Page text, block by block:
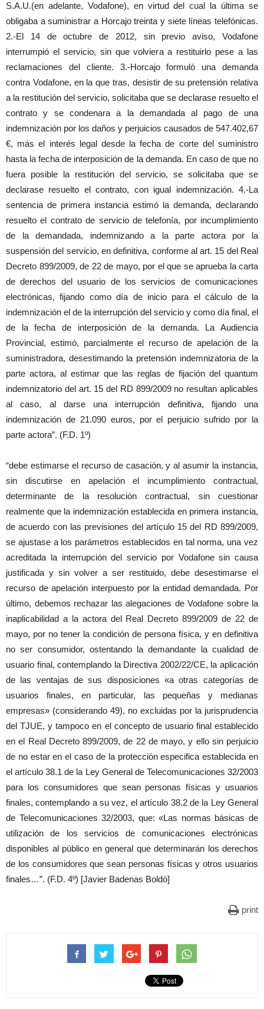
S.A.U.(en adelante, Vodafone), en virtud del cual la última se
obligaba a suministrar a Horcajo treinta y siete líneas telefónicas.
2.-El 14 de octubre de 2012, sin previo aviso, Vodafone
interrumpió el servicio, sin que volviera a restituirlo pese a las
reclamaciones del cliente. 3.-Horcajo formuló una demanda
contra Vodafone, en la que tras, desistir de su pretensión relativa
a la restitución del servicio, solicitaba que se declarase resuelto el
contrato y se condenara a la demandada al pago de una
indemnización por los daños y perjuicios causados de 547.402,67
€, más el interés legal desde la fecha de corte del suministro
hasta la fecha de interposición de la demanda. En caso de que no
fuera posible la restitución del servicio, se solicitaba que se
declarase resuelto el contrato, con igual indemnización. 4.-La
sentencia de primera instancia estimó la demanda, declarando
resuelto el contrato de servicio de telefonía, por incumplimiento
de la demandada, indemnizando a la parte actora por la
suspensión del servicio, en definitiva, conforme al art. 15 del Real
Decreto 899/2009, de 22 de mayo, por el que se aprueba la carta
de derechos del usuario de los servicios de comunicaciones
electrónicas, fijando como día de inicio para el cálculo de la
indemnización el de la interrupción del servicio y como día final, el
de la fecha de interposición de la demanda. La Audiencia
Provincial, estimó, parcialmente el recurso de apelación de la
suministradora, desestimando la pretensión indemnizatoria de la
parte actora, al estimar que las reglas de fijación del quantum
indemnizatorio del art. 15 del RD 899/2009 no resultan aplicables
al caso, al darse una interrupción definitiva, fijando una
indemnización de 21.090 euros, por el perjuicio sufrido por la
parte actora”. (F.D. 1º)
“debe estimarse el recurso de casación, y al asumir la instancia,
sin discutirse en apelación el incumplimiento contractual,
determinante de la resolución contractual, sin cuestionar
realmente que la indemnización establecida en primera instancia,
de acuerdo con las previsiones del artículo 15 del RD 899/2009,
se ajustase a los parámetros establecidos en tal norma, una vez
acreditada la interrupción del servicio por Vodafone sin causa
justificada y sin volver a ser restituido, debe desestimarse el
recurso de apelación interpuesto por la entidad demandada. Por
último, debemos rechazar las alegaciones de Vodafone sobre la
inaplicabilidad a la actora del Real Decreto 899/2009 de 22 de
mayo, por no tener la condición de persona física, y en definitiva
no ser consumidor, ostentando la demandante la cualidad de
usuario final, contemplando la Directiva 2002/22/CE, la aplicación
de las ventajas de sus disposiciones «a otras categorías de
usuarios finales, en particular, las pequeñas y medianas
empresas» (considerando 49), no excluidas por la jurisprudencia
del TJUE, y tampoco en el concepto de usuario final establecido
en el Real Decreto 899/2009, de 22 de mayo, y ello sin perjuicio
de no estar en el caso de la protección especifica establecida en
el artículo 38.1 de la Ley General de Telecomunicaciones 32/2003
para los consumidores que sean personas físicas y usuarios
finales, contemplando a su vez, el artículo 38.2 de la Ley General
de Telecomunicaciones 32/2003, que: «Las normas básicas de
utilización de los servicios de comunicaciones electrónicas
disponibles al público en general que determinarán los derechos
de los consumidores que sean personas físicas y otros usuarios
finales…”. (F.D. 4º) [Javier Badenas Boldó]
print